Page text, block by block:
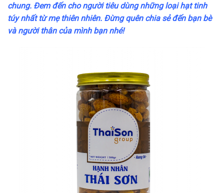
chung. Đem đến cho người tiêu dùng những loại hạt tinh
túy nhất từ mẹ thiên nhiên. Đừng quên chia sẻ đến bạn bè
và người thân của mình bạn nhé!